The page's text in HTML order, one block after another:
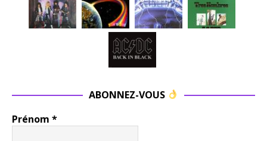
ABONNEZ-VOUS
Prénom *